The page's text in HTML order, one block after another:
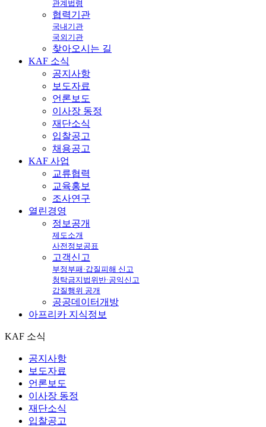
관계법령
협력기관
국내기관
국외기관
찾아오시는 길
KAF 소식
공지사항
보도자료
언론보도
이사장 동정
재단소식
입찰공고
채용공고
KAF 사업
교류협력
교육홍보
조사연구
열린경영
정보공개
제도소개
사전정보공표
고객신고
부정부패·갑질피해 신고
청탁금지법위반·공익신고
갑질행위 공개
공공데이터개방
아프리카 지식정보
KAF 소식
공지사항
보도자료
언론보도
이사장 동정
재단소식
입찰공고